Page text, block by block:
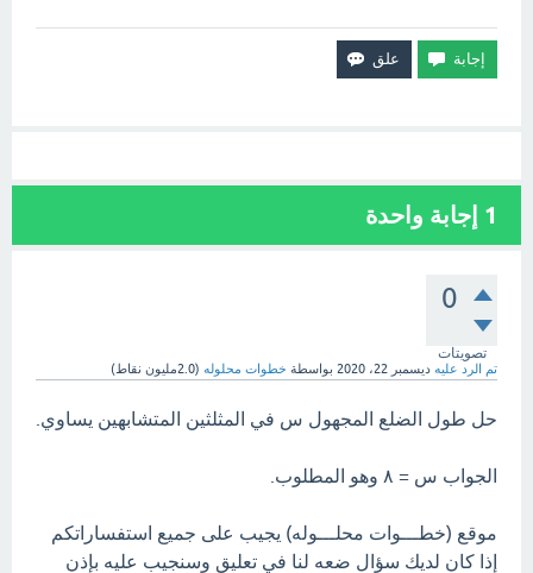
1 إجابة واحدة
0
تصويتات
تم الرد عليه ديسمبر 22، 2020 بواسطة خطوات محلوله (2.0مليون نقاط)
حل طول الضلع المجهول س في المثلثين المتشابهين يساوي.
الجواب س = ٨ وهو المطلوب.
موقع (خطـــوات محلـــوله) يجيب على جميع استفساراتكم
إذا كان لديك سؤال ضعه لنا في تعليق وسنجيب عليه بإذن